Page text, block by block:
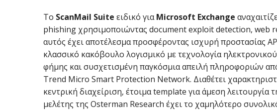
Το ScanMail Suite ειδικό γιαMicrosoft Exchange
phishing χρησιμοποιώντας document exploit detection, web
αυτός έχει αποτέλεσμα προσφέροντας ισχυρή προστασίας
κλασσικό κακόβουλο λογισμικό με τεχνολογία
φήμης και συσχετισμένη παγκόσμια απειλή πληροφοριών
Trend Micro Smart Protection Network. Διαθέτει
κεντρική διαχείριση, έτοιμα template για άμεση
μελέτης της Osterman Research έχει το χαμηλότερο